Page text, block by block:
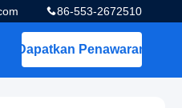
86-553-2672510
Dapatkan Penawaran